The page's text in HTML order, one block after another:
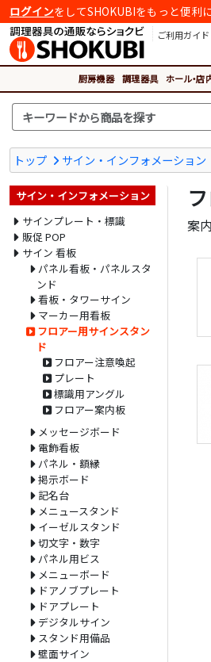
ログインをしてSHOKUBIをもっと便利に
ご利用ガイド
厨房機器 調理器具 ホール・店
トップ サイン・インフォメーション
案
サイン・インフォメーション
サインプレート・標識
販促 POP
サイン 看板
パネル看板・パネルスタ
ンド
看板・タワーサイン
マーカー用看板
フロアー用サインスタン
ド
フロアー注意喚起
プレート
標識用アングル
フロアー案内板
メッセージボード
電飾看板
パネル・額縁
掲示ボード
記名台
メニュースタンド
イーゼルスタンド
切文字・数字
パネル用ビス
メニューボード
ドアノブプレート
ドアプレート
デジタルサイン
スタンド用備品
壁面サイン